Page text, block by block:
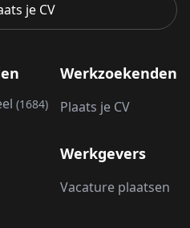
je CV
(1684)
Werkzoekenden
Plaats je CV
Werkgevers
Vacature plaatsen